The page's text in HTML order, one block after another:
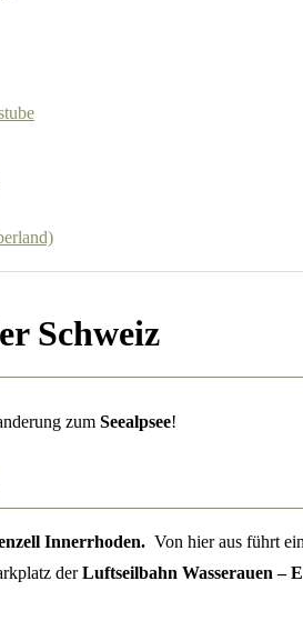
Schweiz
zum Seealpsee!
Innerrhoden. Von hier aus führt
derLuftseilbahn Wasserauen –